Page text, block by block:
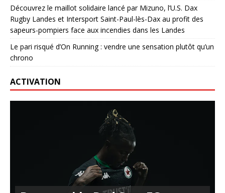
Découvrez le maillot solidaire lancé par Mizuno, l’U.S. Dax
Rugby Landes et Intersport Saint-Paul-lès-Dax au profit des
sapeurs-pompiers face aux incendies dans les Landes
Le pari risqué d’On Running : vendre une sensation plutôt qu’un
chrono
ACTIVATION